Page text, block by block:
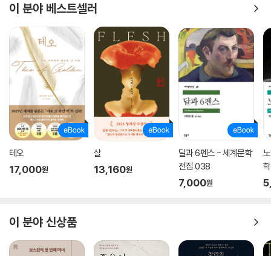
이 분야 베스트셀러
테오
17,000원
살
13,160원
달과 6펜스 - 세계문학
전집 038
7,000원
이 분야 신상품